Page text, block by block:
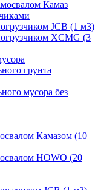
Камаз
JCB (1 м3)
XCMG (3
грунта
мусора без
Камазом (10
HOWO (20